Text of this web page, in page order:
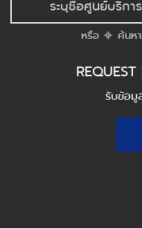
หรือ ค้นห
รับข้อมู